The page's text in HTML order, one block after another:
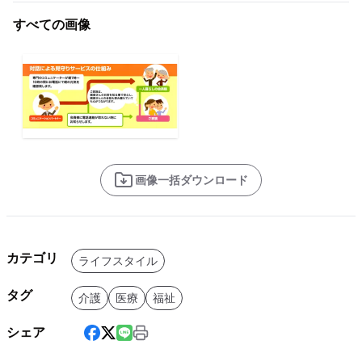
すべての画像
画像一括ダウンロード
カテゴリ ライフスタイル
タグ 介護 医療 福祉
シェア